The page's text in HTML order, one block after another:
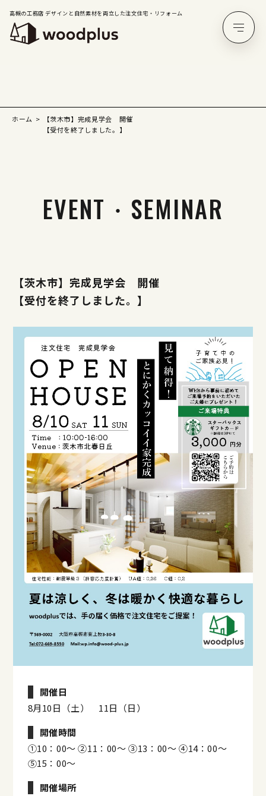
高槻の工務店 デザインと自然素材を両立した注文住宅・リフォーム
ホーム
【茨木市】完成見学会 開催
【受付を終了しました。】
EVENT・SEMINAR
【茨木市】完成見学会 開催
【受付を終了しました。】
開催日
8月10日（土） 11日（日）
開催時間
①10：00～ ②11：00～ ③13：00～ ④14：00～
⑤15：00～
開催場所